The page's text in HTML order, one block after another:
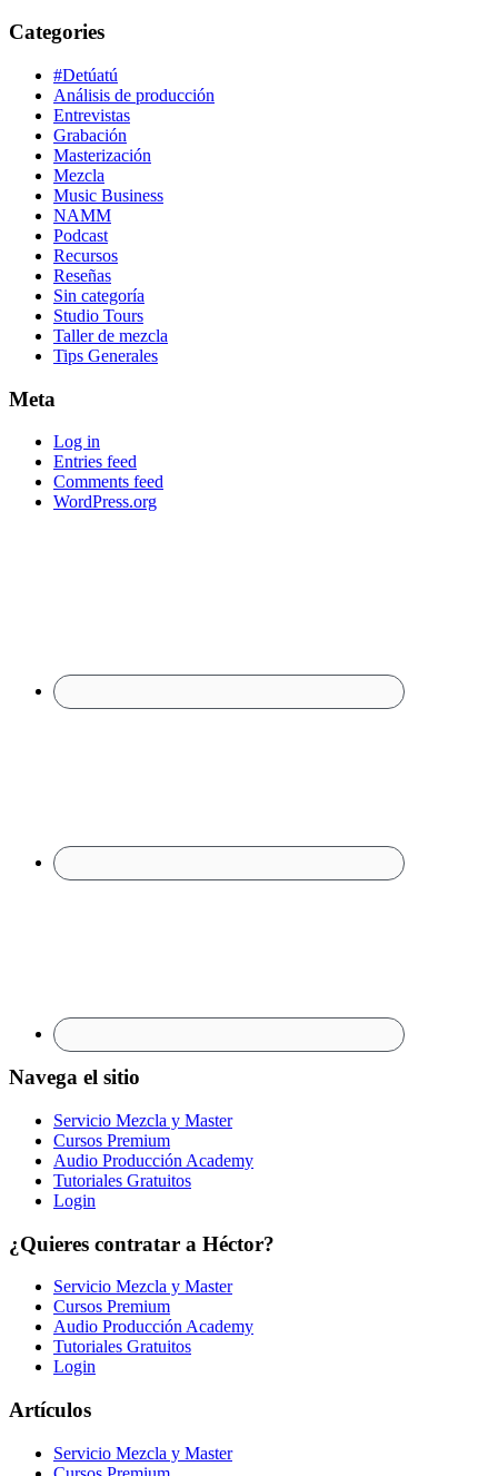
Categories
#Detúatú
Análisis de producción
Entrevistas
Grabación
Masterización
Mezcla
Music Business
NAMM
Podcast
Recursos
Reseñas
Sin categoría
Studio Tours
Taller de mezcla
Tips Generales
Meta
Log in
Entries feed
Comments feed
WordPress.org
Navega el sitio
Servicio Mezcla y Master
Cursos Premium
Audio Producción Academy
Tutoriales Gratuitos
Login
¿Quieres contratar a Héctor?
Servicio Mezcla y Master
Cursos Premium
Audio Producción Academy
Tutoriales Gratuitos
Login
Artículos
Servicio Mezcla y Master